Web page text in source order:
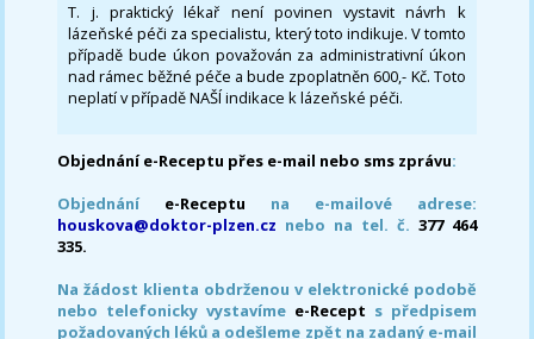
T. j. praktický lékař není povinen vystavit návrh k
lázeňské péči za specialistu, který toto indikuje. V tomto
případě bude úkon považován za administrativní úkon
nad rámec běžné péče a bude zpoplatněn 600,- Kč. Toto
neplatí v případě NAŠÍ indikace k lázeňské péči.
Objednání e-Receptu přes e-mail nebo sms zprávu:
Objednání e-Receptu na e-mailové adrese:
houskova@doktor-plzen.cz nebo na tel. č. 377 464
335.
Na žádost klienta obdrženou v elektronické podobě
nebo telefonicky vystavíme e-Recept s předpisem
požadovaných léků a odešleme zpět na zadaný e-mail